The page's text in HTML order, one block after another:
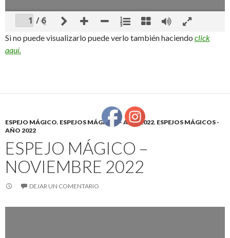
/ 6
Si no puede visualizarlo puede verlo también haciendo click
aquí.
ESPEJO MÁGICO, ESPEJOS MÁGICOS - AÑO 2022, ESPEJOS MÁGICOS -
AÑO 2022
ESPEJO MÁGICO –
NOVIEMBRE 2022
DEJAR UN COMENTARIO